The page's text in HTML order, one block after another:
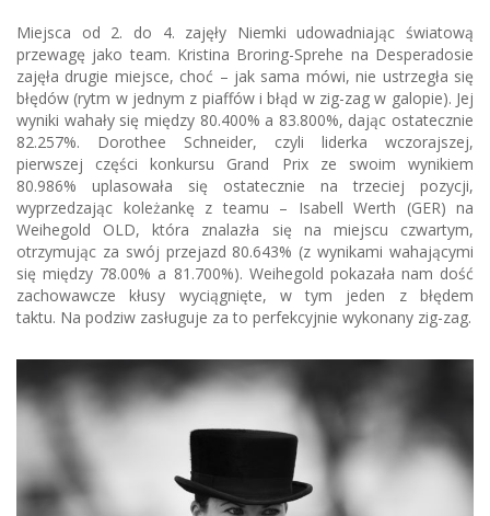
Miejsca od 2. do 4. zajęły Niemki udowadniając światową
przewagę jako team. Kristina Broring-Sprehe na Desperadosie
zajęła drugie miejsce, choć – jak sama mówi, nie ustrzegła się
błędów (rytm w jednym z piaffów i błąd w zig-zag w galopie). Jej
wyniki wahały się między 80.400% a 83.800%, dając ostatecznie
82.257%. Dorothee Schneider, czyli liderka wczorajszej,
pierwszej części konkursu Grand Prix ze swoim wynikiem
80.986% uplasowała się ostatecznie na trzeciej pozycji,
wyprzedzając koleżankę z teamu – Isabell Werth (GER) na
Weihegold OLD, która znalazła się na miejscu czwartym,
otrzymując za swój przejazd 80.643% (z wynikami wahającymi
się między 78.00% a 81.700%). Weihegold pokazała nam dość
zachowawcze kłusy wyciągnięte, w tym jeden z błędem
taktu. Na podziw zasługuje za to perfekcyjnie wykonany zig-zag.